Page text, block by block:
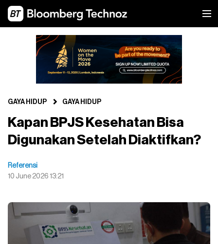
GAYA HIDUP GAYA HIDUP
Kapan BPJS Kesehatan Bisa
Digunakan Setelah Diaktifkan?
Referensi
10 June 2026 13:21